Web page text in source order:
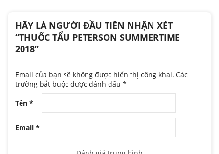
HÃY LÀ NGƯỜI ĐẦU TIÊN NHẬN XÉT
“THUỐC TẨU PETERSON SUMMERTIME
2018”
Email của bạn sẽ không được hiển thị công khai. Các
trường bắt buộc được đánh dấu *
Tên *
Email *